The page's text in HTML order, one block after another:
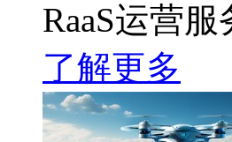
RaaS运营
了解更多